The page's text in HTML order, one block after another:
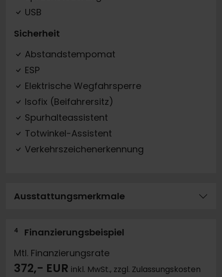
USB
Sicherheit
Abstandstempomat
ESP
Elektrische Wegfahrsperre
Isofix (Beifahrersitz)
Spurhalteassistent
Totwinkel-Assistent
Verkehrszeichenerkennung
Ausstattungsmerkmale
4
Finanzierungsbeispiel
Mtl. Finanzierungsrate
372,- EUR inkl. MwSt., zzgl. Zulassungskosten